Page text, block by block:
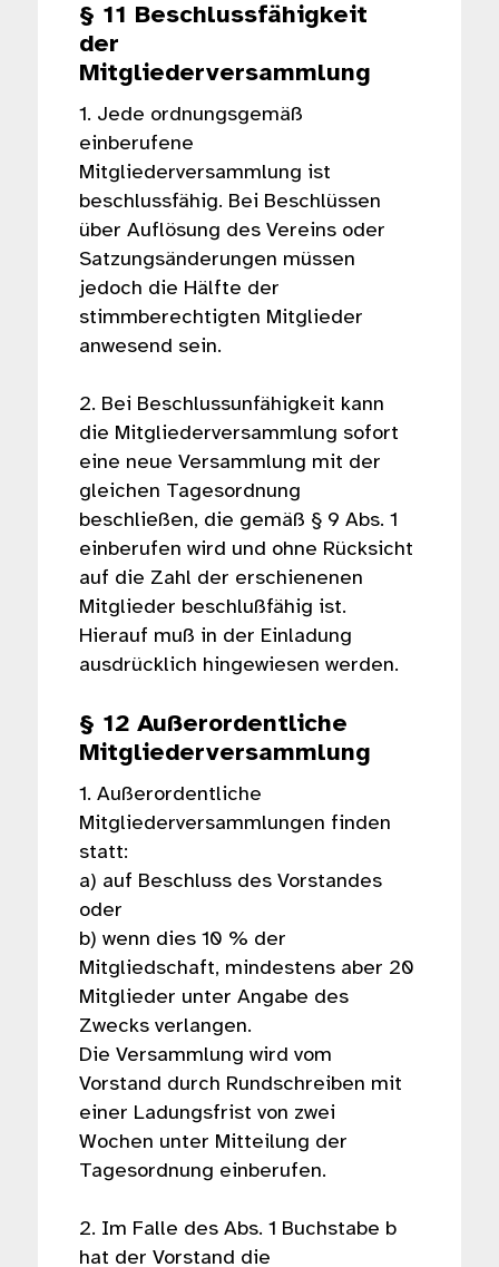
§ 11 Beschlussfähigkeit
der
Mitgliederversammlung
1. Jede ordnungsgemäß
einberufene
Mitgliederversammlung ist
beschlussfähig. Bei Beschlüssen
über Auflösung des Vereins oder
Satzungsänderungen müssen
jedoch die Hälfte der
stimmberechtigten Mitglieder
anwesend sein.
2. Bei Beschlussunfähigkeit kann
die Mitgliederversammlung sofort
eine neue Versammlung mit der
gleichen Tagesordnung
beschließen, die gemäß § 9 Abs. 1
einberufen wird und ohne Rücksicht
auf die Zahl der erschienenen
Mitglieder beschlußfähig ist.
Hierauf muß in der Einladung
ausdrücklich hingewiesen werden.
§ 12 Außerordentliche
Mitgliederversammlung
1. Außerordentliche
Mitgliederversammlungen finden
statt:
a) auf Beschluss des Vorstandes
oder
b) wenn dies 10 % der
Mitgliedschaft, mindestens aber 20
Mitglieder unter Angabe des
Zwecks verlangen.
Die Versammlung wird vom
Vorstand durch Rundschreiben mit
einer Ladungsfrist von zwei
Wochen unter Mitteilung der
Tagesordnung einberufen.
2. Im Falle des Abs. 1 Buchstabe b
hat der Vorstand die